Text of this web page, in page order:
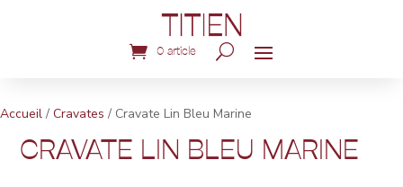
0 article
Accueil / Cravates / Cravate Lin Bleu Marine
CRAVATE LIN BLEU MARINE